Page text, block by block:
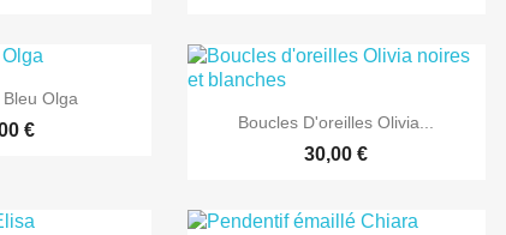
rapide
Olga
€  Aperçu rapide
Boucles D'oreilles Olivia...
30,00 €